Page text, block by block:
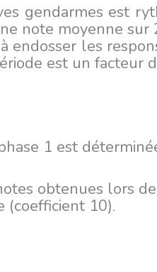
gendarmes est
note moyenne
endosser les
est un facteur
1 est
obtenues lors
(coefficient 10).